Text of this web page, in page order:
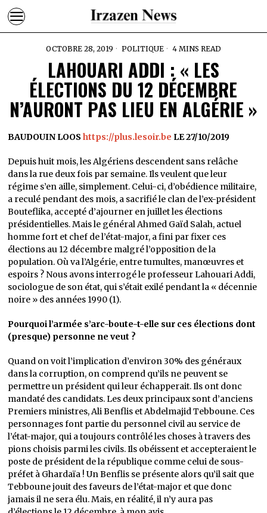
OCTOBRE 28, 2019 POLITIQUE 4 MINS READ
LAHOUARI ADDI : « LES
ÉLECTIONS DU 12 DÉCEMBRE
N’AURONT PAS LIEU EN ALGÉRIE »
BAUDOUIN LOOShttps://plus.lesoir.be LE 27/10/2019
Depuis huit mois, les Algériens descendent sans relâche
dans la rue deux fois par semaine. Ils veulent que leur
régime s’en aille, simplement. Celui-ci, d’obédience militaire,
a reculé pendant des mois, a sacrifié le clan de l’ex-président
Bouteflika, accepté d’ajourner en juillet les élections
présidentielles. Mais le général Ahmed Gaïd Salah, actuel
homme fort et chef de l’état-major, a fini par fixer ces
élections au 12 décembre malgré l’opposition de la
population. Où va l’Algérie, entre tumultes, manœuvres et
espoirs ? Nous avons interrogé le professeur Lahouari Addi,
sociologue de son état, qui s’était exilé pendant la « décennie
noire » des années 1990 (1).
Pourquoi l’armée s’arc-boute-t-elle sur ces élections dont
(presque) personne ne veut ?
Quand on voit l’implication d’environ 30% des généraux
dans la corruption, on comprend qu’ils ne peuvent se
permettre un président qui leur échapperait. Ils ont donc
mandaté des candidats. Les deux principaux sont d’anciens
Premiers ministres, Ali Benflis et Abdelmajid Tebboune. Ces
personnages font partie du personnel civil au service de
l’état-major, qui a toujours contrôlé les choses à travers des
pions choisis parmi les civils. Ils obéissent et accepteraient le
poste de président de la république comme celui de sous-
préfet à Ghardaïa ! Un Benflis se présente alors qu’il sait que
Tebboune jouit des faveurs de l’état-major et que donc
jamais il ne sera élu. Mais, en réalité, il n’y aura pas